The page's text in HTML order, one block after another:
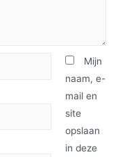
Mijn
naam, e-
mail en
site
opslaan
in deze